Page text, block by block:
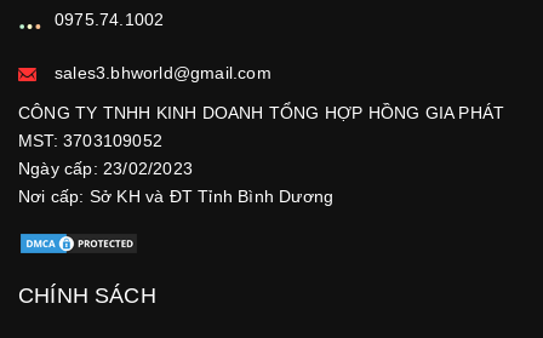
0975.74.1002
sales3.bhworld@gmail.com
CÔNG TY TNHH KINH DOANH TỔNG HỢP HỒNG GIA PHÁT
MST: 3703109052
Ngày cấp: 23/02/2023
Nơi cấp: Sở KH và ĐT Tỉnh Bình Dương
CHÍNH SÁCH